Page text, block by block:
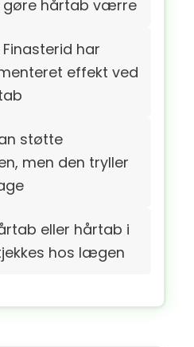
gøre hårtab værre
har
effekt ved
støtte
men den tryller
eller hårtab i
hos lægen